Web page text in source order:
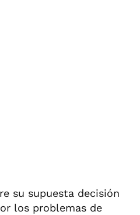
su supuesta decisión
los problemas de